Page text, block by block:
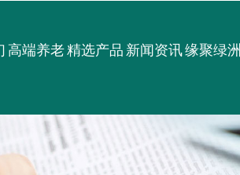
高端养老精选产品 新闻资讯缘聚绿洲